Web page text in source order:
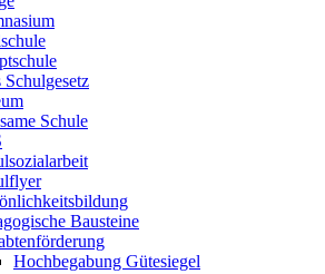
Schulgesetz
Schule
Bausteine
Hochbegabung Gütesiegel